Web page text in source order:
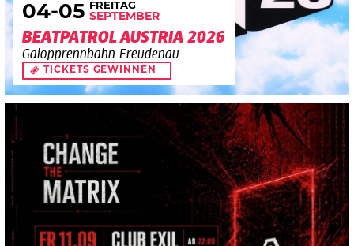
04-05 FREITAG
SEPTEMBER
BEATPATROL AUSTRIA 2026
Galopprennbahn Freudenau
TICKETS GEWINNEN